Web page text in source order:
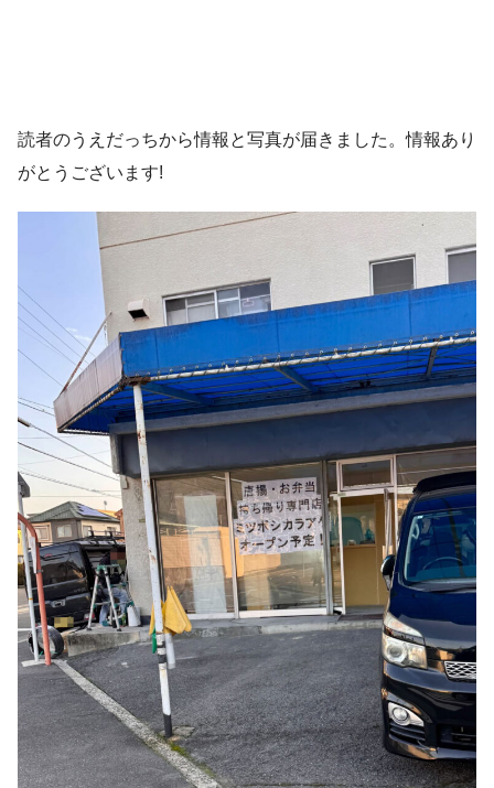
読者のうえだっちから情報と写真が届きました。情報あり
がとうございます!